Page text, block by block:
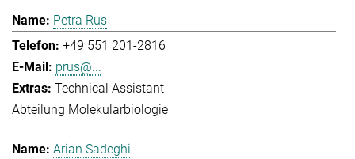
Petra Rus
+49 551 201-2816
prus@...
Technical Assistant
Abteilung Molekularbiologie
Arian Sadeghi